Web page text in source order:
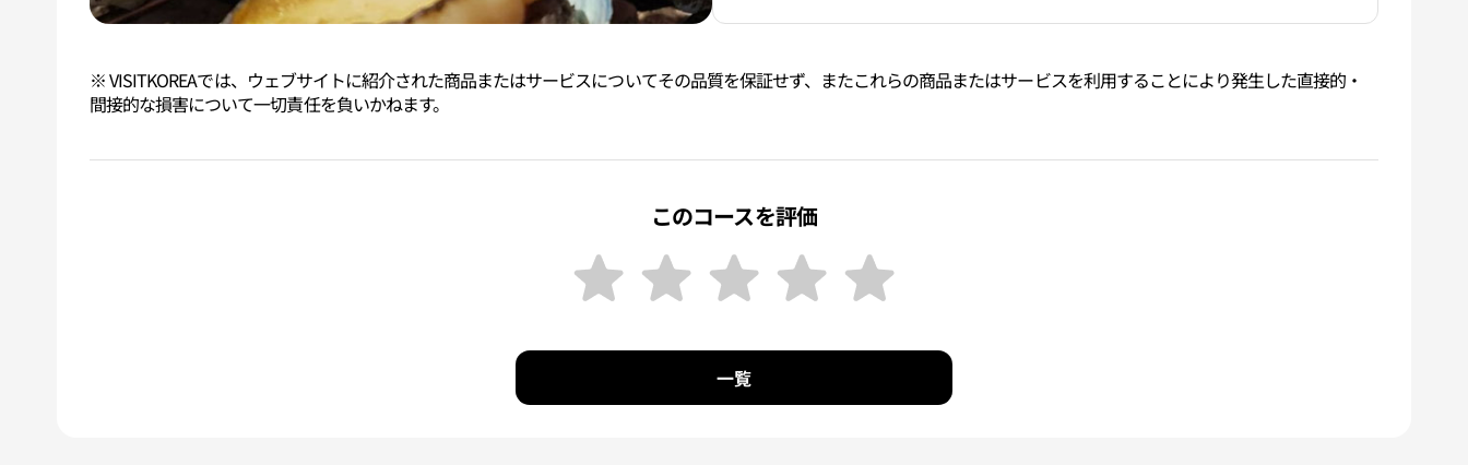
※ VISITKOREAでは、ウェブサイトに紹介された商品またはサービスについてその品質を保証せず、またこれらの商品またはサービスを利用することにより発生した直接的・
間接的な損害について一切責任を負いかねます。
このコースを評価
一覧